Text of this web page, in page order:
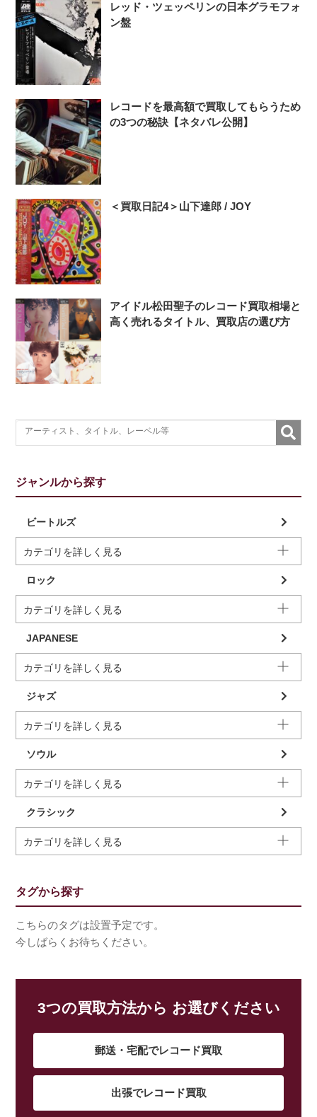
レッド・ツェッペリンの日本グラモフォ
ン盤
レコードを最高額で買取してもらうため
の3つの秘訣【ネタバレ公開】
＜買取日記4＞山下達郎 / JOY
アイドル松田聖子のレコード買取相場と
高く売れるタイトル、買取店の選び方
ジャンルから探す
ビートルズ
カテゴリを詳しく見る
ロック
カテゴリを詳しく見る
JAPANESE
カテゴリを詳しく見る
ジャズ
カテゴリを詳しく見る
ソウル
カテゴリを詳しく見る
クラシック
カテゴリを詳しく見る
タグから探す
こちらのタグは設置予定です。
今しばらくお待ちください。
3つの買取方法から お選びください
郵送・宅配でレコード買取
出張でレコード買取